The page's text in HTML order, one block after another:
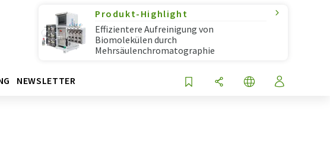
Produkt-Highlight
Effizientere Aufreinigung von
Biomolekülen durch
Mehrsäulenchromatographie
NEWSLETTER